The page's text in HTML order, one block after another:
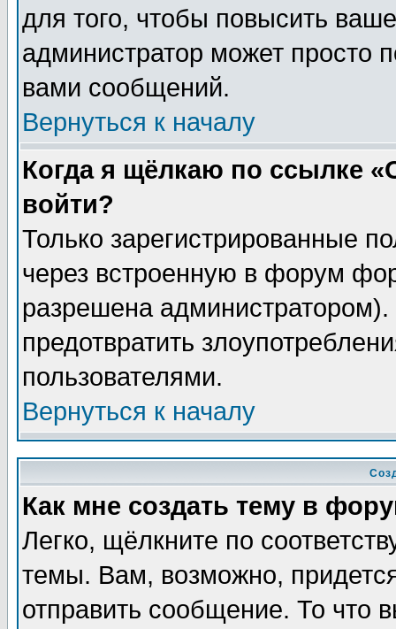
для того, чтобы повысить
администратор может просто
вами сообщений.
Вернуться к началу
Когда я щёлкаю по ссылке
войти?
Только зарегистрированные
через встроенную в форум
разрешена
предотвратить
пользователями.
Вернуться к началу
Как мне создать тему в
Легко, щёлкните по
темы. Вам, возможно,
отправить сообщение. То что